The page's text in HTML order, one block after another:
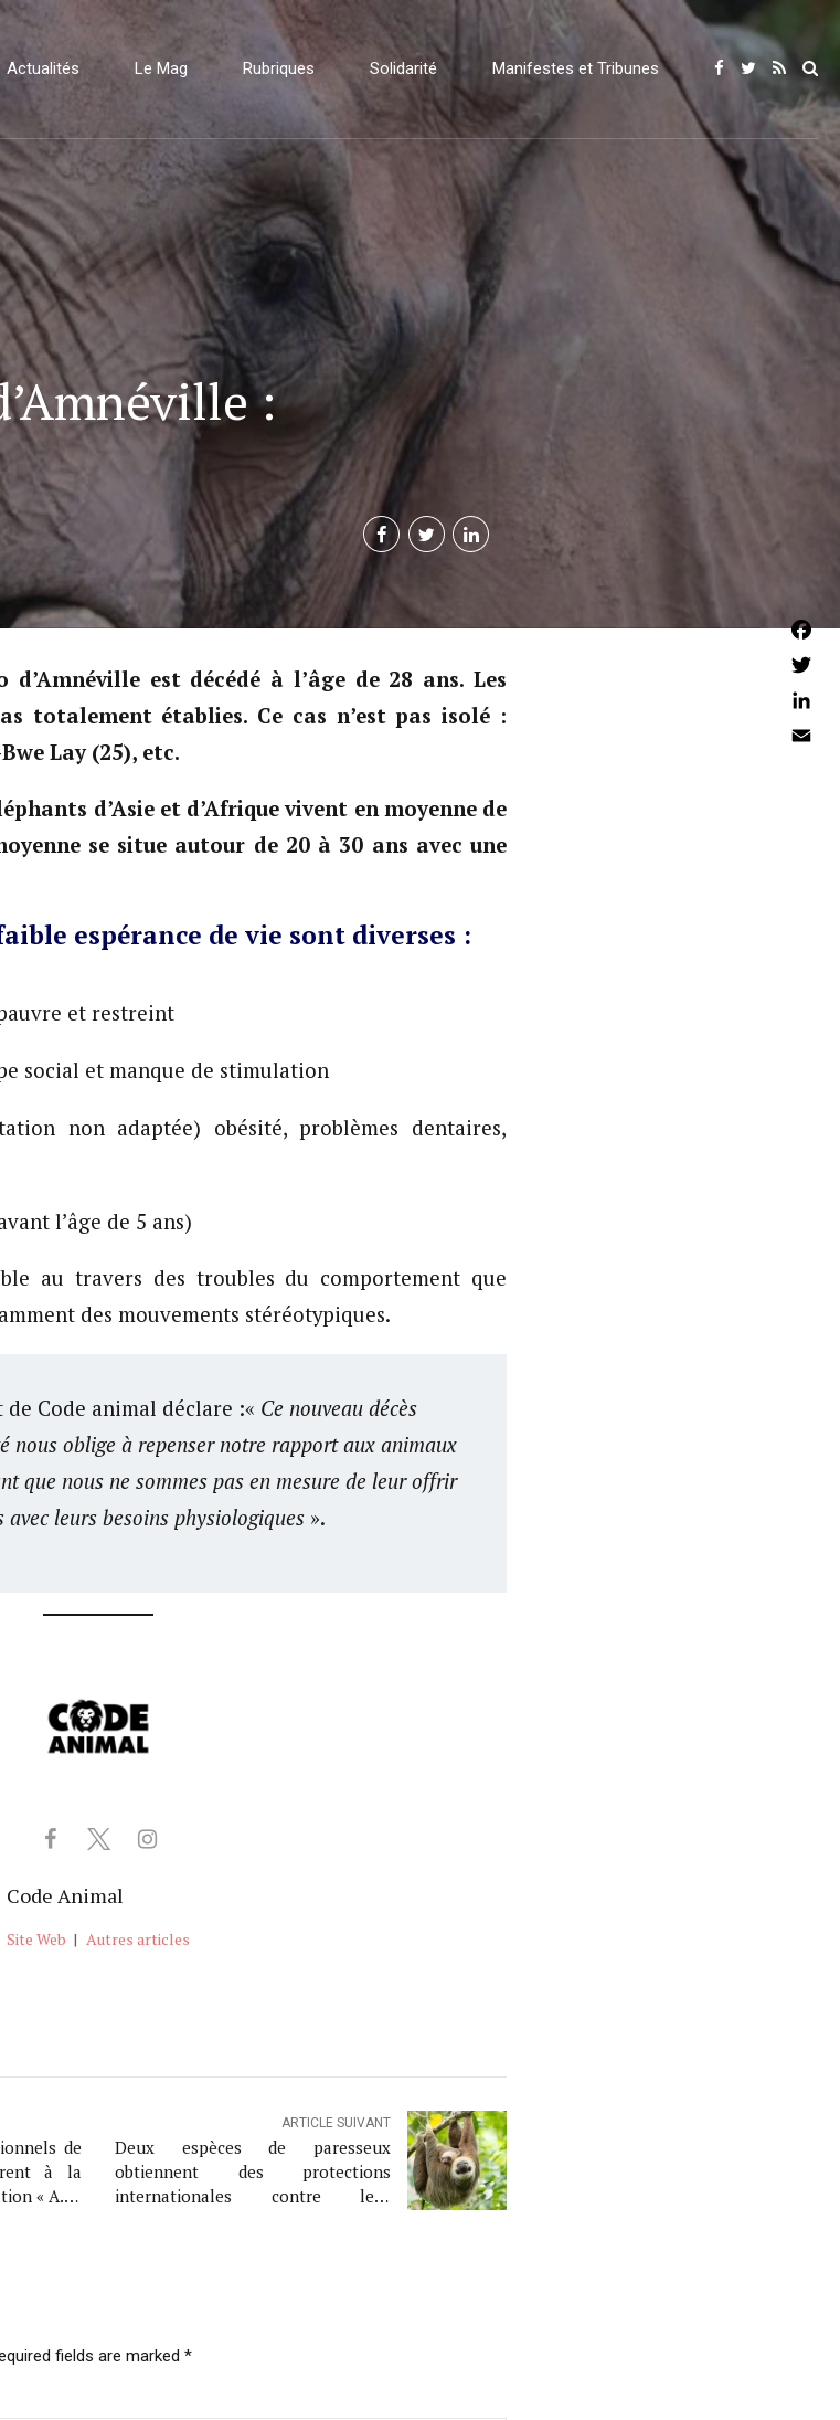
Actualités Le Mag Rubriques Solidarité Manifestes et Tribunes
:
est décédé à l’âge de 28 ans. Les
totalement établies. Ce cas n’est pas isolé :
Lay (25), etc.
d’Asie et d’Afrique vivent en moyenne de
se situe autour de 20 à 30 ans avec une
espérance de vie sont diverses :
et restreint
social et manque de stimulation
non adaptée) obésité, problèmes dentaires,
l’âge de 5 ans)
au travers des troubles du comportement que
des mouvements stéréotypiques.
Code animal déclare :« Ce nouveau décès
nous oblige à repenser notre rapport aux animaux
que nous ne sommes pas en mesure de leur offrir
leurs besoins physiologiques ».
Code Animal
Site Web | Autres articles
de
à la
« A.N.
ARTICLE SUIVANT
Deux espèces de paresseux
obtiennent des protections
internationales contre leur
fields are marked *
Twitter